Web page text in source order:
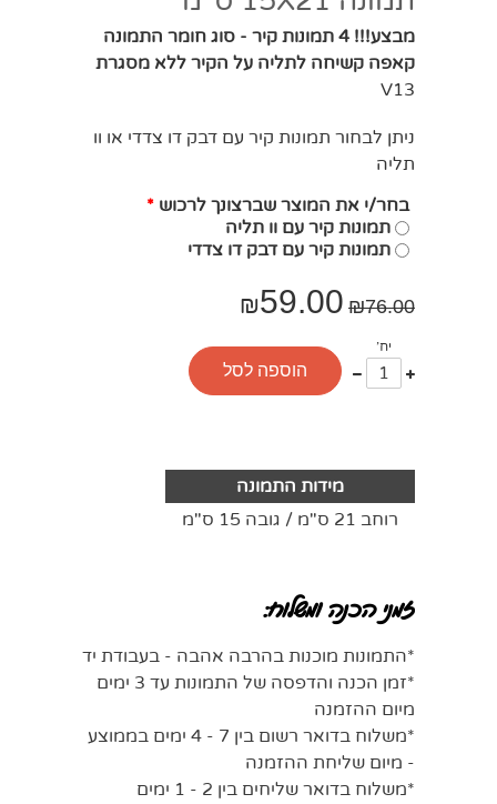
מבצע!!! 4 תמונות קיר - סוג חומר התמונה
קאפה קשיחה לתליה על הקיר ללא מסגרת
V13
ניתן לבחור תמונות קיר עם דבק דו צדדי או וו
תליה
בחר/י את המוצר שברצונך לרכוש *
תמונות קיר עם וו תליה
תמונות קיר עם דבק דו צדדי
₪76.00
₪59.00
יח'
עוד
אחד
פחות
אחד
הוספה לסל
מידות התמונה
רוחב 21 ס"מ / גובה 15 ס"מ
זמני הכנה ומשלוח:
*התמונות מוכנות בהרבה אהבה - בעבודת יד
*זמן הכנה והדפסה של התמונות עד 3 ימים
מיום ההזמנה
*משלוח בדואר רשום בין 7 - 4 ימים בממוצע
- מיום שליחת ההזמנה
*משלוח בדואר שליחים בין 2 - 1 ימים